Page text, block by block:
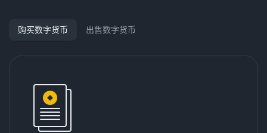
购买数字货币 出售数字货币